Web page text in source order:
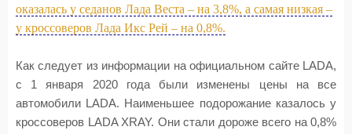
оказалась у седанов Лада Веста – на 3,8%, а самая низкая –
у кроссоверов Лада Икс Рей – на 0,8%.
Как следует из информации на официальном сайте LADA,
с 1 января 2020 года были изменены цены на все
автомобили LADA. Наименьшее подорожание казалось у
кроссоверов LADA XRAY. Они стали дороже всего на 0,8%